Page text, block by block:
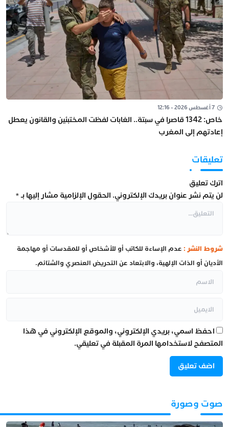
7 أغسطس 2026 - 12:16
خاص: 1342 قاصرا في سبتة.. الغابات لفظت المختبئين والقانون يعطل
إعادتهم إلى المغرب
تعليقات
اترك تعليق
لن يتم نشر عنوان بريدك الإلكتروني. الحقول الإلزامية مشار إليها بـ*
شروط النشر : عدم الإساءة للكاتب أو للأشخاص أو للمقدسات أو مهاجمة
الأديان أو الذات الإلهية، والابتعاد عن التحريض العنصري والشتائم.
احفظ اسمي، بريدي الإلكتروني، والموقع الإلكتروني في هذا
المتصفح لاستخدامها المرة المقبلة في تعليقي.
صوت وصورة